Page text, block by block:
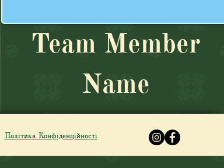
Team Member
Name
Політика Конфіденційності